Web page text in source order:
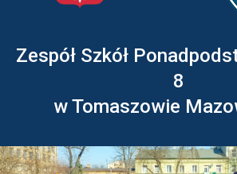
Zespół Szkół
8
w Tomaszowie